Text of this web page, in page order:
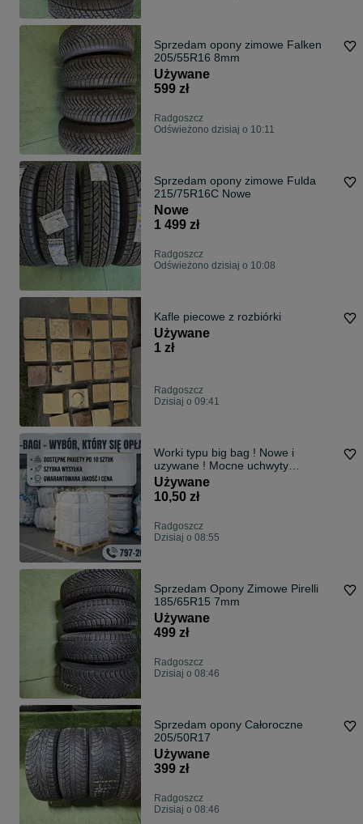
Sprzedam opony zimowe Falken
205/55R16 8mm
Używane
599 zł
Radgoszcz
Odświeżono dzisiaj o 10:11
Sprzedam opony zimowe Fulda
215/75R16C Nowe
Nowe
1 499 zł
Radgoszcz
Odświeżono dzisiaj o 10:08
Kafle piecowe z rozbiórki
Używane
1 zł
Radgoszcz
Dzisiaj o 09:41
Worki typu big bag ! Nowe i
uzywane ! Mocne uchwyty
transportowe 75/115/165 cm
Używane
10,50 zł
Radgoszcz
Dzisiaj o 08:55
Sprzedam Opony Zimowe Pirelli
185/65R15 7mm
Używane
499 zł
Radgoszcz
Dzisiaj o 08:46
Sprzedam opony Całoroczne
205/50R17
Używane
399 zł
Radgoszcz
Dzisiaj o 08:46